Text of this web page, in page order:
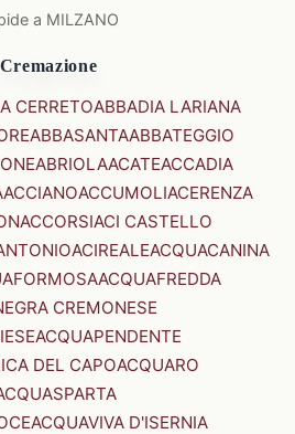
a MILZANO
Cremazione
CERRETOABBADIA LARIANA
ABBASANTAABBATEGGIO
ABRIOLAACATEACCADIA
ACCIANOACCUMOLIACERENZA
ACI CASTELLO
ACIREALEACQUACANINA
ACQUAFREDDA
CREMONESE
ACQUAPENDENTE
DEL CAPOACQUARO
ACQUAVIVA D'ISERNIA